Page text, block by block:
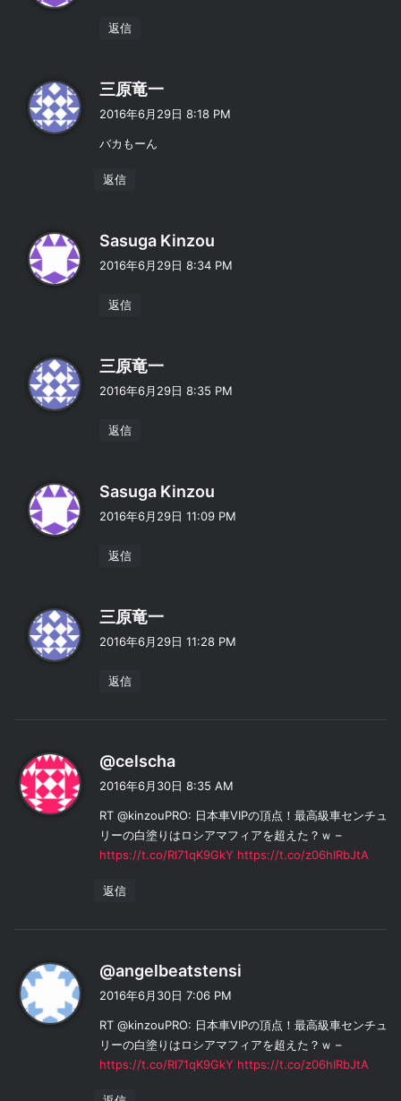
返信
三原竜一
り
2016年6月29日 8:18 PM
バカもーん
返信
Sasuga Kinzou
り
2016年6月29日 8:34 PM
返信
三原竜一
り
2016年6月29日 8:35 PM
返信
Sasuga Kinzou
り
2016年6月29日 11:09 PM
返信
三原竜一
り
2016年6月29日 11:28 PM
返信
@celscha
り
2016年6月30日 8:35 AM
RT @kinzouPRO: 日本車VIPの頂点！最高級車センチュ
リーの白塗りはロシアマフィアを超えた？ｗ –
https://t.co/Rl71qK9GkY https://t.co/z06hIRbJtA
返信
@angelbeatstensi
2016年6月30日 7:06 PM
RT @kinzouPRO: 日本車VIPの頂点！最高級車センチュ
リーの白塗りはロシアマフィアを超えた？ｗ –
https://t.co/Rl71qK9GkY https://t.co/z06hIRbJtA